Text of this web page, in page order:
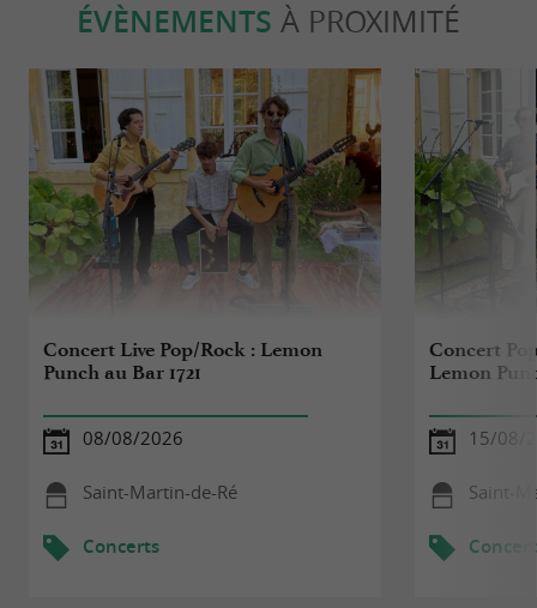
ÉVÈNEMENTS À PROXIMITÉ
Concert Live Pop/Rock : Lemon
Punch au Bar 1721
08/08/2026
Saint-Martin-de-Ré
Concerts
Concert
Lemon
15/08/
Saint-